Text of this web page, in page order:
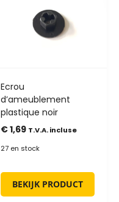
Ecrou
d’ameublement
plastique noir
€1,69 T.V.A. incluse
27 en stock
BEKIJK PRODUCT